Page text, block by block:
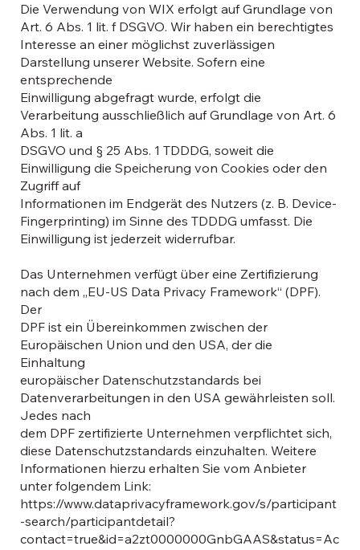
Die Verwendung von WIX erfolgt auf Grundlage von
Art. 6 Abs. 1 lit. f DSGVO. Wir haben ein berechtigtes
Interesse an einer möglichst zuverlässigen
Darstellung unserer Website. Sofern eine
entsprechende
Einwilligung abgefragt wurde, erfolgt die
Verarbeitung ausschließlich auf Grundlage von Art. 6
Abs. 1 lit. a
DSGVO und § 25 Abs. 1 TDDDG, soweit die
Einwilligung die Speicherung von Cookies oder den
Zugriff auf
Informationen im Endgerät des Nutzers (z. B. Device-
Fingerprinting) im Sinne des TDDDG umfasst. Die
Einwilligung ist jederzeit widerrufbar.
Das Unternehmen verfügt über eine Zertifizierung
nach dem „EU-US Data Privacy Framework“ (DPF).
Der
DPF ist ein Übereinkommen zwischen der
Europäischen Union und den USA, der die
Einhaltung
europäischer Datenschutzstandards bei
Datenverarbeitungen in den USA gewährleisten soll.
Jedes nach
dem DPF zertifizierte Unternehmen verpflichtet sich,
diese Datenschutzstandards einzuhalten. Weitere
Informationen hierzu erhalten Sie vom Anbieter
unter folgendem Link:
https://www.dataprivacyframework.gov/s/participant
-search/participantdetail?
contact=true&id=a2zt0000000GnbGAAS&status=Ac